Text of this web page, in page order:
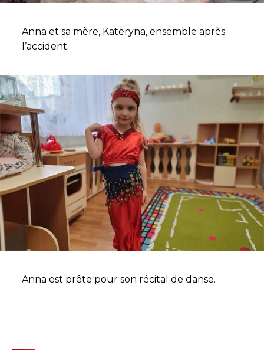
Anna et sa mère, Kateryna, ensemble après
l’accident.
Anna est prête pour son récital de danse.